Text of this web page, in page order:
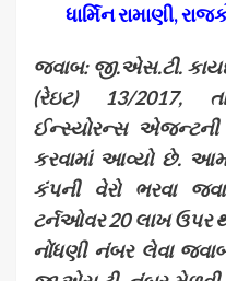
ધાર્મિન રામાણી,
જવાબ: જી.એસ.ટી.
(રેઇટ) 13/2017,
ઈન્સ્યોરન્સ એજન્ટની
કરવામાં આવ્યો છે.
કંપની વેરો ભરવા
ટર્નઓવર 20 લાખ ઉપર
નોંધણી નંબર લેવા